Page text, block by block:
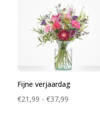
Fijne verjaardag
€21,99 - €37,99Prijsklasse: